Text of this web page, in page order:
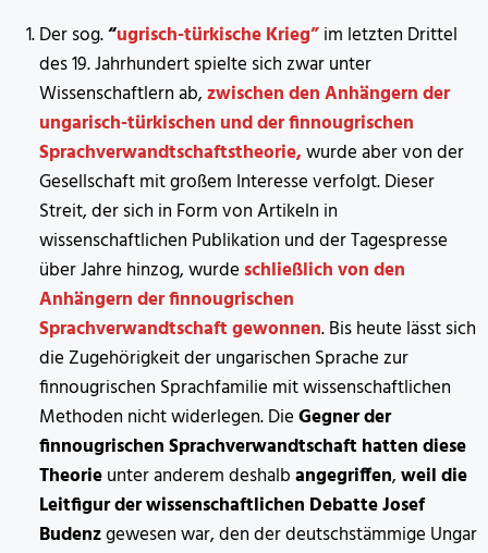
Der sog.“ugrisch-türkische Krieg” im letzten Drittel
des 19. Jahrhundert spielte sich zwar unter
Wissenschaftlern ab,zwischen den Anhängern der
ungarisch-türkischen und der finnougrischen
Sprachverwandtschaftstheorie,wurde aber von der
Gesellschaft mit großem Interesse verfolgt. Dieser
Streit, der sich in Form von Artikeln in
wissenschaftlichen Publikation und der Tagespresse
über Jahre hinzog, wurde schließlich von den
Anhängern der finnougrischen
Sprachverwandtschaft gewonnen. Bis heute lässt sich
die Zugehörigkeit der ungarischen Sprache zur
finnougrischen Sprachfamilie mit wissenschaftlichen
Methoden nicht widerlegen. DieGegner der
finnougrischen Sprachverwandtschaft hatten diese
Theorieunter anderem deshalbangegriffen,weil die
Leitfigur der wissenschaftlichen Debatte Josef
Budenzgewesen war, den der deutschstämmige Ungar